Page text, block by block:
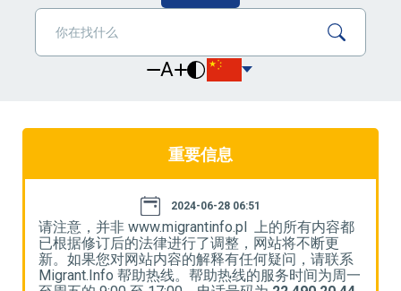
A
重要信息
2024-06-28 06:51
请注意，并非 www.migrantinfo.pl 上的所有内容都
已根据修订后的法律进行了调整，网站将不断更
新。如果您对网站内容的解释有任何疑问，请联系
Migrant.Info 帮助热线。帮助热线的服务时间为周一